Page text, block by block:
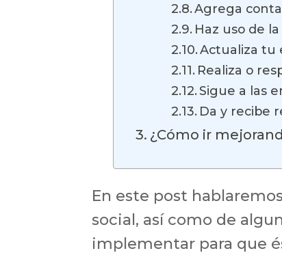
Agrega
Haz uso de
Actualiza tu
Realiza o
Sigue a las
Da y recibe
¿Cómo ir
En este post
social, así como de
implementar para que